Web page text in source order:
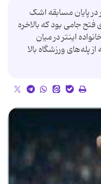
در پایان مسابقه اشک
سال صبر برای فتح جامی بود که بالاخره
اینتر در میان
پله‌های ورزشگاه بالا